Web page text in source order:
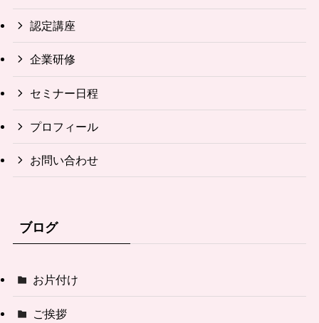
認定講座
企業研修
セミナー日程
プロフィール
お問い合わせ
ブログ
お片付け
ご挨拶